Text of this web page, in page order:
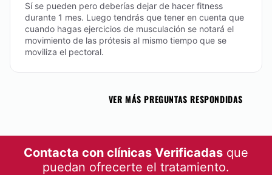
Sí se pueden pero deberías dejar de hacer fitness
durante 1 mes. Luego tendrás que tener en cuenta que
cuando hagas ejercicios de musculación se notará el
movimiento de las prótesis al mismo tiempo que se
moviliza el pectoral.
VER MÁS PREGUNTAS RESPONDIDAS
Contacta con clínicas Verificadas que
puedan ofrecerte el tratamiento.